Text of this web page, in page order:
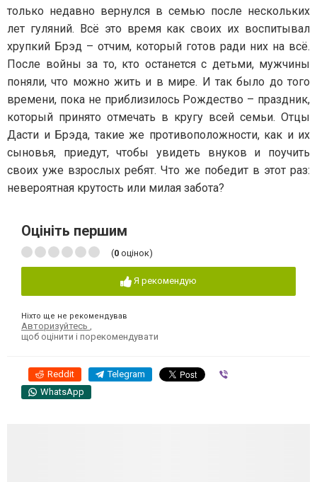
только недавно вернулся в семью после нескольких
лет гуляний. Всё это время как своих их воспитывал
хрупкий Брэд – отчим, который готов ради них на всё.
После войны за то, кто останется с детьми, мужчины
поняли, что можно жить и в мире. И так было до того
времени, пока не приблизилось Рождество – праздник,
который принято отмечать в кругу всей семьи. Отцы
Дасти и Брэда, такие же противоположности, как и их
сыновья, приедут, чтобы увидеть внуков и поучить
своих уже взрослых ребят. Что же победит в этот раз:
невероятная крутость или милая забота?
Оцініть першим
(0 оцінок)
Я рекомендую
Ніхто ще не рекомендував
Авторизуйтесь
щоб оцінити і порекомендувати
Reddit Telegram
WhatsApp